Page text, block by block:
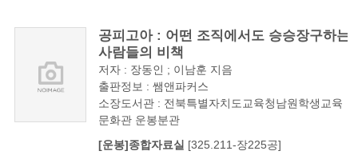
공피고아 : 어떤 조직에서도 승승장구하는
사람들의 비책
저자 : 장동인 ; 이남훈 지음
출판정보 : 쌤앤파커스
소장도서관 : 전북특별자치도교육청남원학생교육
문화관 운봉분관
[운봉]종합자료실 [325.211-장225공]